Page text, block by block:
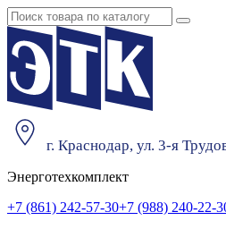
г. Краснодар, ул. 3-я
Энерготехкомплект
+7 (861) 242-57-30+7 (988) 240-22-